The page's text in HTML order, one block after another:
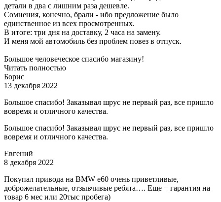
детали в два с лишним раза дешевле.
Сомнения, конечно, брали - ибо предложение было
единственное из всех просмотренных.
В итоге: три дня на доставку, 2 часа на замену.
И меня мой автомобиль без проблем повез в отпуск.
Большое человеческое спасибо магазину!
Читать полностью
Борис
13 декабря 2022
Большое спасибо! Заказывал шрус не первый раз, все пришло
вовремя и отличного качества.
Большое спасибо! Заказывал шрус не первый раз, все пришло
вовремя и отличного качества.
Евгений
8 декабря 2022
Покупал привода на BMW e60 очень приветливые,
доброжелательные, отзывчивые ребята…. Еще + гарантия на
товар 6 мес или 20тыс пробега)